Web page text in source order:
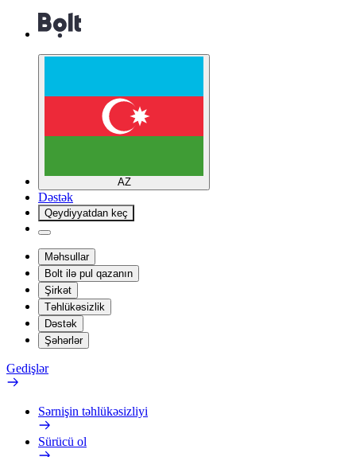
AZ
Dəstək
Qeydiyyatdan keç
Məhsullar
Bolt ilə pul qazanın
Şirkət
Təhlükəsizlik
Dəstək
Şəhərlər
Gedişlər
Sərnişin təhlükəsizliyi
Sürücü ol